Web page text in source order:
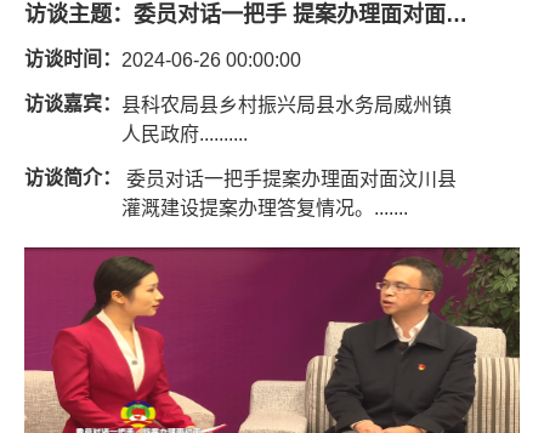
访谈主题： 委员对话一把手 提案办理面对面（灌溉建设提案）
访谈时间： 2024-06-26 00:00:00
访谈嘉宾： 县科农局县乡村振兴局县水务局威州镇
人民政府..........
访谈简介：
委员对话一把手提案办理面对面汶川县
灌溉建设提案办理答复情况。.......